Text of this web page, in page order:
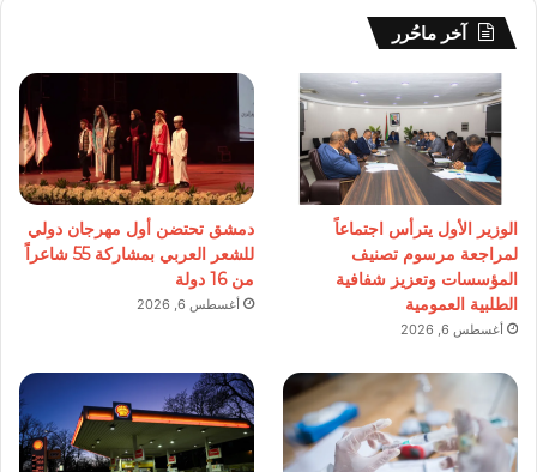
آخر ماحُرر
الوزير الأول يترأس اجتماعاً
لمراجعة مرسوم تصنيف
المؤسسات وتعزيز شفافية
الطلبية العمومية
أغسطس 6, 2026
دمشق تحتضن أول مهرجان دولي
للشعر العربي بمشاركة 55 شاعراً
من 16 دولة
أغسطس 6, 2026